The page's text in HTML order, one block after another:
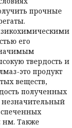
прочные
его
твердость и
это продукт
веществ,
полученных
незначительный
спеченных
нм. Также